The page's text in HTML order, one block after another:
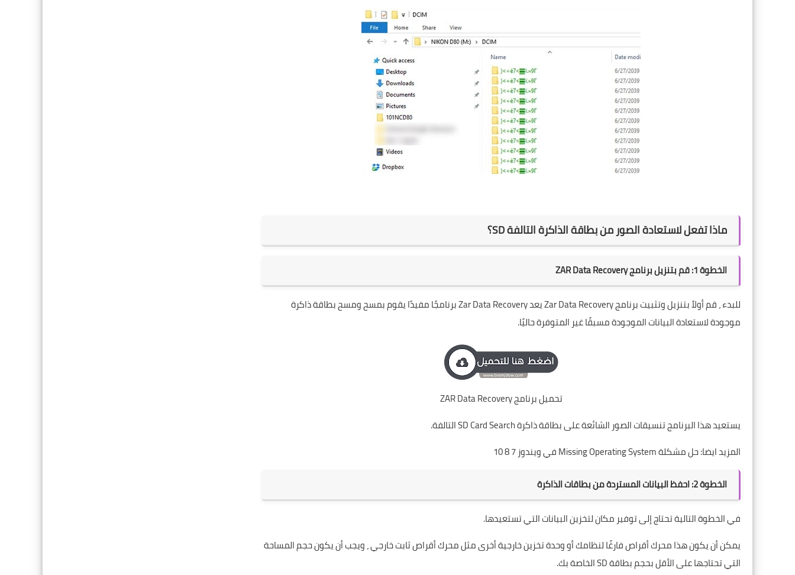
ماذا تفعل لاستعادة الصور من بطاقة الذاكرة التالفة SD؟
الخطوة 1: قم بتنزيل برنامج ZAR Data Recovery
للبدء ، قم أولاً بتنزيل وتثبيت برنامج Zar Data Recovery يعد Zar Data Recovery برنامجًا مفيدًا يقوم بمسح ومسح بطاقة ذاكرة
موجودة لاستعادة البيانات الموجودة مسبقًا غير المتوفرة حاليًا.
تحميل برنامج ZAR Data Recovery
يستعيد هذا البرنامج تنسيقات الصور الشائعة على بطاقة ذاكرة SD Card Search التالفة.
المزيد ايضا:حل مشكلة Missing Operating System في ويندوز 7 8 10
الخطوة 2: احفظ البيانات المستردة من بطاقات الذاكرة
في الخطوة التالية تحتاج إلى توفير مكان لتخزين البيانات التي تستعيدها.
يمكن أن يكون هذا محرك أقراص فارغًا لنظامك أو وحدة تخزين خارجية أخرى مثل محرك أقراص ثابت خارجي ، ويجب أن يكون حجم المساحة
التي تحتاجها على الأقل بحجم بطاقة SD الخاصة بك.